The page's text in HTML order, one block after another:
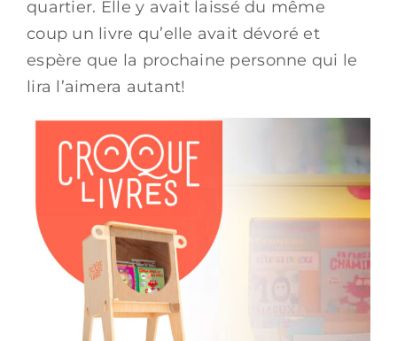
quartier. Elle y avait laissé du même
coup un livre qu’elle avait dévoré et
espère que la prochaine personne qui le
lira l’aimera autant!